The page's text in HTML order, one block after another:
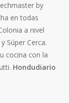
by
en todas
a nivel
Súper Cerca.
cocina con la
Hondudiario